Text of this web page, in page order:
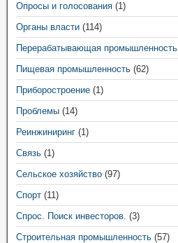
Опросы и голосования (1)
Органы власти (114)
Перерабатывающая промышленность
Пищевая промышленность (62)
Приборостроение (1)
Проблемы (14)
Реинжиниринг (1)
Связь (1)
Сельское хозяйство (97)
Спорт (11)
Спрос. Поиск инвесторов. (3)
Строительная промышленность (57)